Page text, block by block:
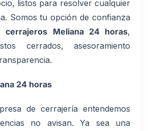
listos para resolver cualquier
Somos tu opción de confianza
cerrajeros Meliana 24 horas,
cerrados, asesoramiento
24 horas
de cerrajería entendemos
no avisan. Ya sea una